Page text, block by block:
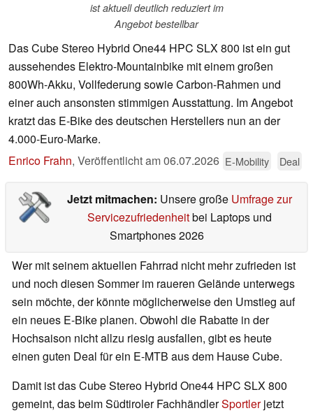
ist aktuell deutlich reduziert im
Angebot bestellbar
Das Cube Stereo Hybrid One44 HPC SLX 800 ist ein gut
aussehendes Elektro-Mountainbike mit einem großen
800Wh-Akku, Vollfederung sowie Carbon-Rahmen und
einer auch ansonsten stimmigen Ausstattung. Im Angebot
kratzt das E-Bike des deutschen Herstellers nun an der
4.000-Euro-Marke.
Enrico Frahn, Veröffentlicht am06.07.2026 E-Mobility Deal
Jetzt mitmachen: Unsere große Umfrage zur
Servicezufriedenheitbei Laptops und
Smartphones 2026
Wer mit seinem aktuellen Fahrrad nicht mehr zufrieden ist
und noch diesen Sommer im raueren Gelände unterwegs
sein möchte, der könnte möglicherweise den Umstieg auf
ein neues E-Bike planen. Obwohl die Rabatte in der
Hochsaison nicht allzu riesig ausfallen, gibt es heute
einen guten Deal für ein E-MTB aus dem Hause Cube.
Damit ist das Cube Stereo Hybrid One44 HPC SLX 800
gemeint, das beim Südtiroler FachhändlerSportlerjetzt